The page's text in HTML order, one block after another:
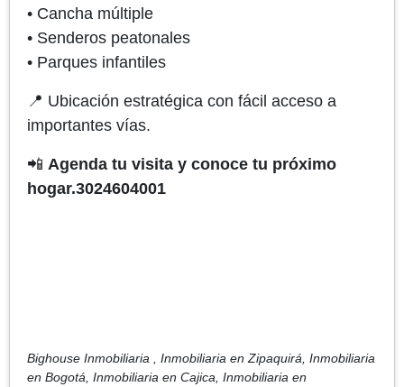
• Cancha múltiple
• Senderos peatonales
• Parques infantiles
📍 Ubicación estratégica con fácil acceso a
importantes vías.
📲 Agenda tu visita y conoce tu próximo
hogar.3024604001
Bighouse Inmobiliaria , Inmobiliaria en Zipaquirá, Inmobiliaria
en Bogotá, Inmobiliaria en Cajica, Inmobiliaria en